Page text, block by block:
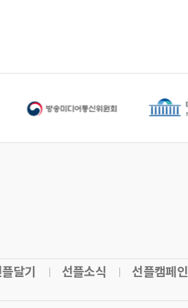
달기 선플소식 선플캠페인